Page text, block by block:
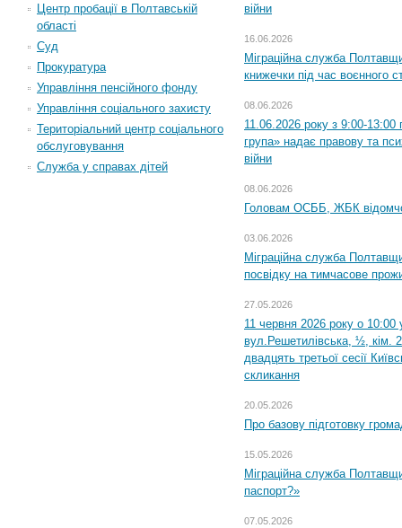
Центр пробації в Полтавській
області
Суд
Прокуратура
Управління пенсійного фонду
Управління соціального захисту
Територіальний центр соціального
обслуговування
Служба у справах дітей
війни
16.06.2026
Міграційна служба
книжечки під час воєнного
08.06.2026
11.06.2026 року з 9:00-13:00
група» надає правову та
війни
08.06.2026
Головам ОСББ, ЖБК
03.06.2026
Міграційна служба
посвідку на тимчасове
27.05.2026
11 червня 2026 року о 10:00
вул.Решетилівська, ½, кім.
двадцять третьої сесії
скликання
20.05.2026
Про базову підготовку
15.05.2026
Міграційна служба
паспорт?»
07.05.2026